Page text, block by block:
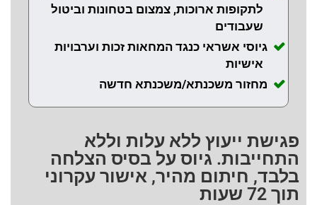
לתקופות ארוכות, צמצום בטחונות וביטול
שעבודים
גיוסי אשראי כנגד המחאות זכות וערבויות
אישיות
מחזור משכנתא/משכנתא חדשה
פגישת ייעוץ ללא עלות וללא
התחייבות. גיוס על בסיס הצלחה
בלבד, חיתום מהיר, אישור עקרוני
תוך 72 שעות